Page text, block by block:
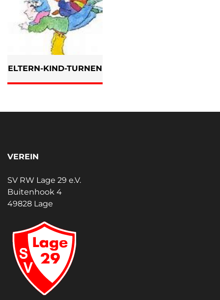
ELTERN-KIND-TURNEN
VEREIN
SV RW Lage 29 e.V.
Buitenhook 4
49828 Lage